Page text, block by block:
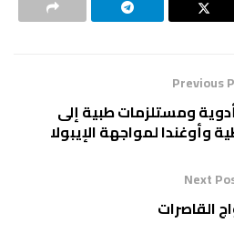
Previous
ومستلزمات طبية إلى
وأوغندا لمواجهة الإيبولا
Next
القاصرات